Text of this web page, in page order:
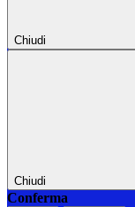
Chiudi
Chiudi
Conferma